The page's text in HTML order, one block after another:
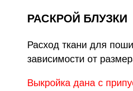
РАСКРОЙ БЛУЗКИ
Расход ткани для
зависимости от
Выкройка дана с